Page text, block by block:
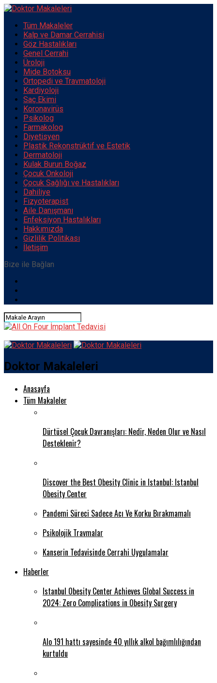
Tüm Makaleler
Kalp ve Damar Cerrahisi
Göz Hastalıkları
Genel Cerrahi
Üroloji
Mide Botoksu
Ortopedi ve Travmatoloji
Kardiyoloji
Saç Ekimi
Koronavirüs
Psikolog
Farmakolog
Diyetisyen
Plastik Rekonstrüktif ve Estetik
Dermatoloji
Kulak Burun Boğaz
Çocuk Onkoloji
Çocuk Sağlığı ve Hastalıkları
Dahiliye
Fizyoterapist
Aile Danışmanı
Enfeksiyon Hastalıkları
Hakkımızda
Gizlilik Politikası
İletişim
Bize ile Bağlan
Doktor Makaleleri
Anasayfa
Tüm Makaleler
Dürtüsel Çocuk Davranışları: Nedir, Neden Olur ve Nasıl
Desteklenir?
Discover the Best Obesity Clinic in Istanbul: Istanbul
Obesity Center
Pandemi Süreci Sadece Acı Ve Korku Bırakmamalı
Psikolojik Travmalar
Kanserin Tedavisinde Cerrahi Uygulamalar
Haberler
Istanbul Obesity Center Achieves Global Success in
2024: Zero Complications in Obesity Surgery
Alo 191 hattı sayesinde 40 yıllık alkol bağımlılığından
kurtuldu